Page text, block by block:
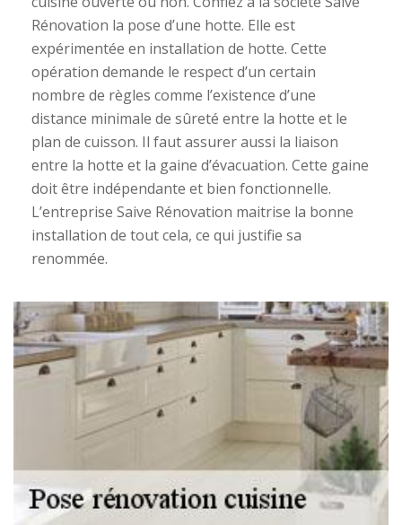
Rénovation la pose d’une hotte. Elle est
expérimentée en installation de hotte. Cette
opération demande le respect d’un certain
nombre de règles comme l’existence d’une
distance minimale de sûreté entre la hotte et le
plan de cuisson. Il faut assurer aussi la liaison
entre la hotte et la gaine d’évacuation. Cette gaine
doit être indépendante et bien fonctionnelle.
L’entreprise Saive Rénovation maitrise la bonne
installation de tout cela, ce qui justifie sa
renommée.